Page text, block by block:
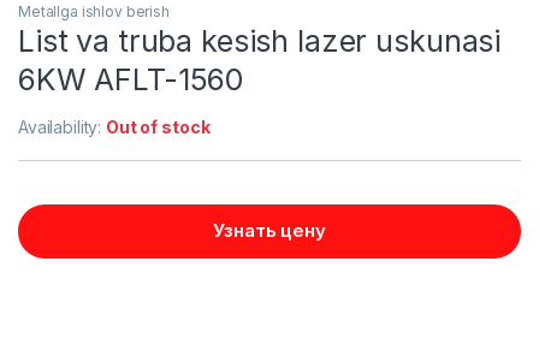
Metallga ishlov berish
List va truba kesish lazer uskunasi
6KW AFLT-1560
Availability: Out of stock
Узнать цену